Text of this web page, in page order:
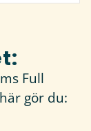
Full
gör du: